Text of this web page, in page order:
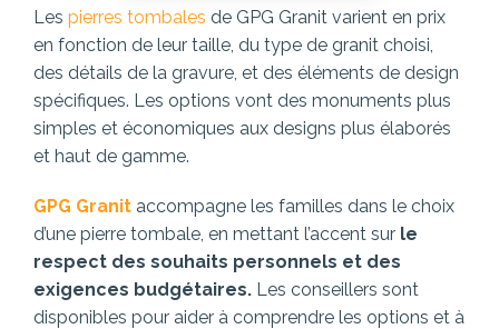
Les pierres tombales de GPG Granit varient en prix
en fonction de leur taille, du type de granit choisi,
des détails de la gravure, et des éléments de design
spécifiques. Les options vont des monuments plus
simples et économiques aux designs plus élaborés
et haut de gamme.
GPG Granit accompagne les familles dans le choix
d’une pierre tombale, en mettant l’accent sur le
respect des souhaits personnels et des
exigences budgétaires. Les conseillers sont
disponibles pour aider à comprendre les options et à